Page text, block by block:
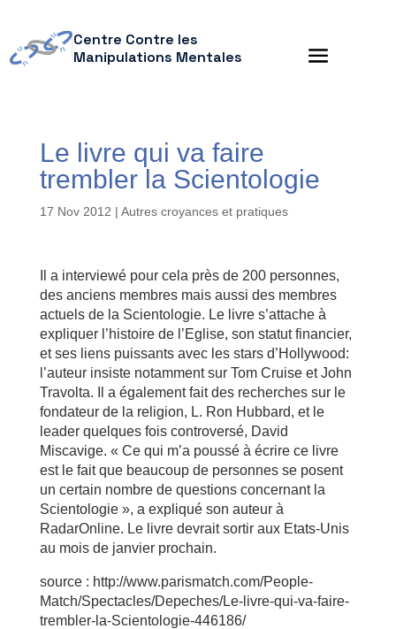
Centre Contre les
Manipulations Mentales
Le livre qui va faire
trembler la Scientologie
17 Nov 2012 | Autres croyances et pratiques
Il a interviewé pour cela près de 200 personnes,
des anciens membres mais aussi des membres
actuels de la Scientologie. Le livre s’attache à
expliquer l’histoire de l’Eglise, son statut financier,
et ses liens puissants avec les stars d’Hollywood:
l’auteur insiste notamment sur Tom Cruise et John
Travolta. Il a également fait des recherches sur le
fondateur de la religion, L. Ron Hubbard, et le
leader quelques fois controversé, David
Miscavige. « Ce qui m’a poussé à écrire ce livre
est le fait que beaucoup de personnes se posent
un certain nombre de questions concernant la
Scientologie », a expliqué son auteur à
RadarOnline. Le livre devrait sortir aux Etats-Unis
au mois de janvier prochain.
source : http://www.parismatch.com/People-
Match/Spectacles/Depeches/Le-livre-qui-va-faire-
trembler-la-Scientologie-446186/